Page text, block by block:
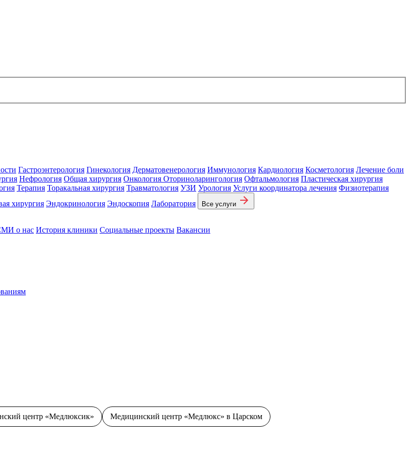
Гастроэнтерология Гинекология Дерматовенерология Иммунология Кардиология Косметология Лечение боли
Нефрология Общая хирургия Онкология Оториноларингология Офтальмология Пластическая хирургия
Терапия Торакальная хирургия Травматология УЗИ Урология Услуги координатора лечения Физиотерапия
хирургия Эндокринология Эндоскопия Лаборатория Все услуги
о нас История клиники Социальные проекты Вакансии
центр «Медлюксик» Медицинский центр «Медлюкс» в Царском